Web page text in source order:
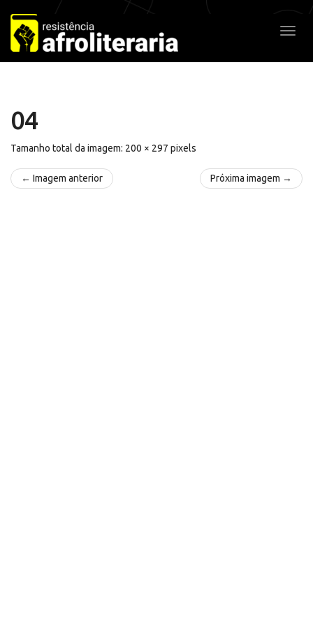
Pular
para
o
conteúdo
04
Tamanho total da imagem: 200 × 297 pixels
← Imagem anterior Próxima imagem →